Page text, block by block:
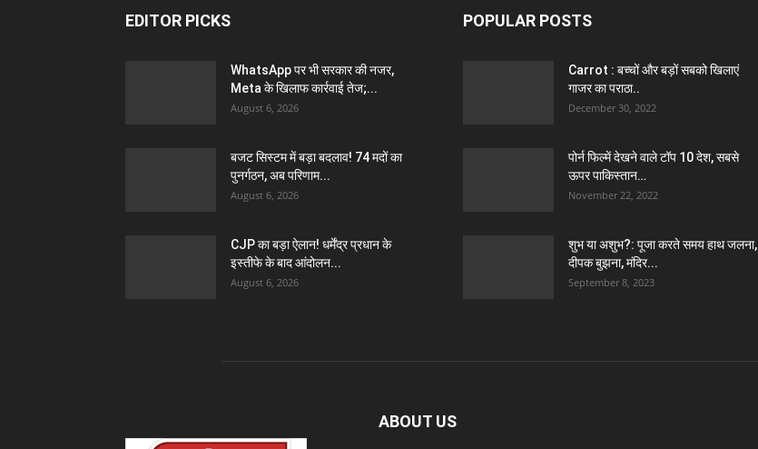
EDITOR PICKS
WhatsApp पर भी सरकार की नजर,
Meta के खिलाफ कार्रवाई तेज;...
August 6, 2026
बजट सिस्टम में बड़ा बदलाव! 74 मदों का
पुनर्गठन, अब परिणाम...
August 6, 2026
CJP का बड़ा ऐलान! धर्मेंद्र प्रधान के
इस्तीफे के बाद आंदोलन...
August 6, 2026
POPULAR POSTS
Carrot : बच्चों और बड़ों सबको खिलाएं
गाजर का पराठा..
December 30, 2022
पोर्न फिल्में देखने वाले टॉप 10 देश, सबसे
ऊपर पाकिस्तान…
November 22, 2022
शुभ या अशुभ?: पूजा करते समय हाथ जलना,
दीपक बुझना, मंदिर...
September 8, 2023
ABOUT US